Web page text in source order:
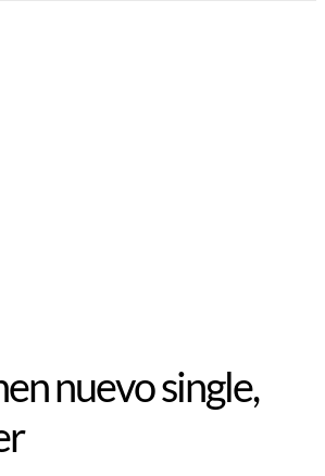
nuevo single,